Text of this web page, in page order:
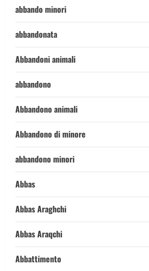
abbando minori
abbandonata
Abbandoni animali
abbandono
Abbandono animali
Abbandono di minore
abbandono minori
Abbas
Abbas Araghchi
Abbas Araqchi
Abbattimento